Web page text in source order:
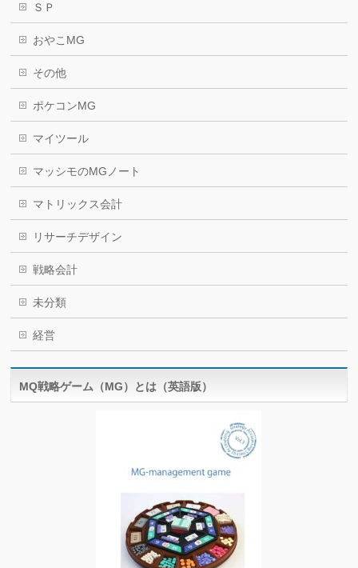
ＳＰ
おやこMG
その他
ポケコンMG
マイツール
マッシモのMGノート
マトリックス会計
リサーチデザイン
戦略会計
未分類
経営
MQ戦略ゲーム（MG）とは（英語版）